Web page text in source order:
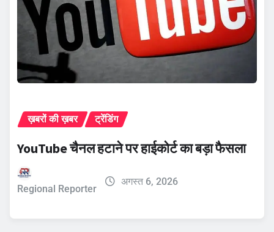
ख़बरों की ख़बर ट्रेंडिंग
YouTube चैनल हटाने पर हाईकोर्ट का बड़ा फैसला
Regional Reporter
अगस्त 6, 2026